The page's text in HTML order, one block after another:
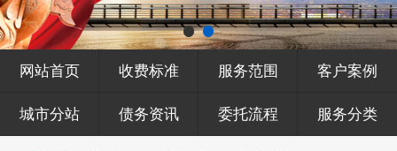
网站首页 收费标准 服务范围 客户案例
城市分站 债务资讯 委托流程 服务分类